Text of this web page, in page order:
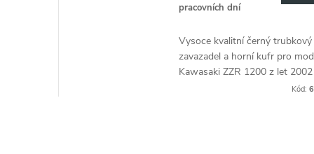
k
pracovních dní
Vysoce kvalitní černý trubkový
zavazadel a horní kufr pro
Kawasaki ZZR 1200 z let
2005, ideální pro další
Kód: